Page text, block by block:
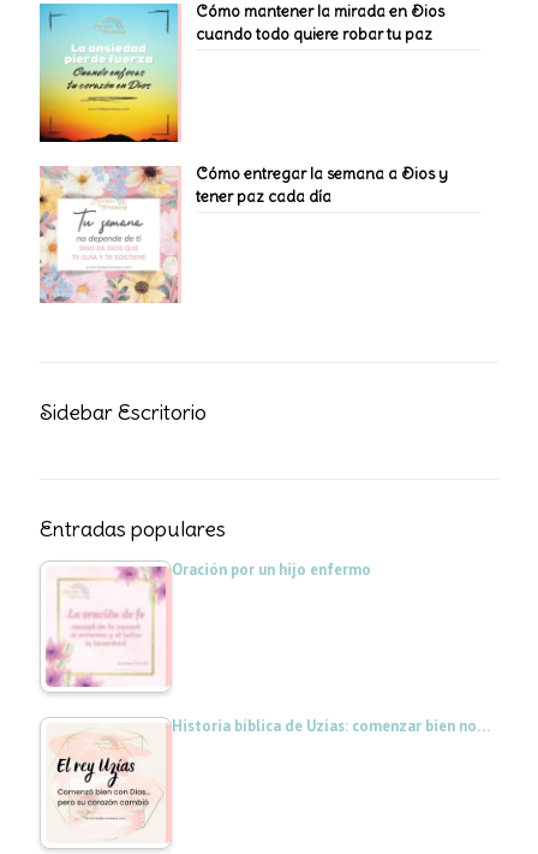
Cómo mantener la mirada en Dios
cuando todo quiere robar tu paz
Cómo entregar la semana a Dios y
tener paz cada día
Sidebar Escritorio
Entradas populares
Oración por un hijo enfermo
Historia bíblica de Uzías: comenzar bien no…